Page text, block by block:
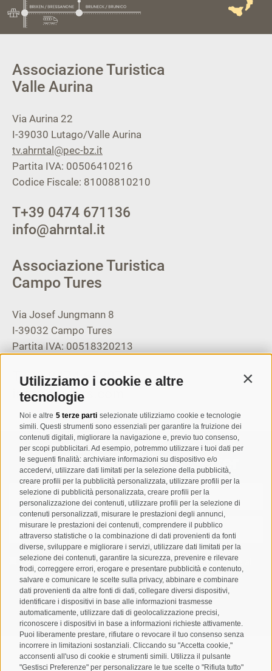
Utilizziamo i cookie e altre
tecnologie
Noi e altre 5 terze parti selezionate utilizziamo cookie e tecnologie
simili. Questi strumenti sono essenziali per garantire la fruizione dei
contenuti digitali, migliorare la navigazione e, previo tuo consenso,
per scopi pubblicitari. Ad esempio, potremmo utilizzare i tuoi dati per
le seguenti finalità: archiviare informazioni su dispositivo e/o
accedervi, utilizzare dati limitati per la selezione della pubblicità,
creare profili per la pubblicità personalizzata, utilizzare profili per la
selezione di pubblicità personalizzata, creare profili per la
personalizzazione dei contenuti, utilizzare profili per la selezione di
contenuti personalizzati, misurare le prestazioni degli annunci,
misurare le prestazioni dei contenuti, comprendere il pubblico
attraverso statistiche o la combinazione di dati provenienti da fonti
diverse, sviluppare e migliorare i servizi, utilizzare dati limitati per la
selezione dei contenuti, garantire la sicurezza, prevenire e rilevare
frodi, correggere errori, erogare e presentare pubblicità e contenuto,
salvare e comunicare le scelte sulla privacy, abbinare e combinare
dati provenienti da altre fonti di dati, collegare diversi dispositivi,
identificare i dispositivi in base alle informazioni trasmesse
automaticamente, utilizzare dati di geolocalizzazione precisi,
riconoscere i dispositivi in base a informazioni richieste attivamente.
Puoi liberamente prestare, rifiutare o revocare il tuo consenso senza
incorrere in limitazioni sostanziali. Cliccando su "Accetta cookie,"
acconsenti all'uso di cookie e strumenti simili. Utilizza il pulsante
"Gestisci Preferenze" per personalizzare le tue scelte o "Rifiuta tutto"
Associazione Turistica
Valle Aurina
Via Aurina 22
I-39030 Lutago/Valle Aurina
tv.ahrntal@pec-bz.it
Partita IVA: 00506410216
Codice Fiscale: 81008810210
T+39 0474 671136
info@ahrntal.it
Associazione Turistica
Campo Tures
Via Josef Jungmann 8
I-39032 Campo Tures
Partita IVA: 00518320213
T+39 0474 678076
info@taufers.com
Registrazione Newsletter
Letto e compreso laprivacy policy, autorizzo il Titolare al
trattamento dei dati personali
ABBONARSI